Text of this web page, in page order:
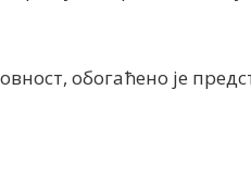
обогаћено је